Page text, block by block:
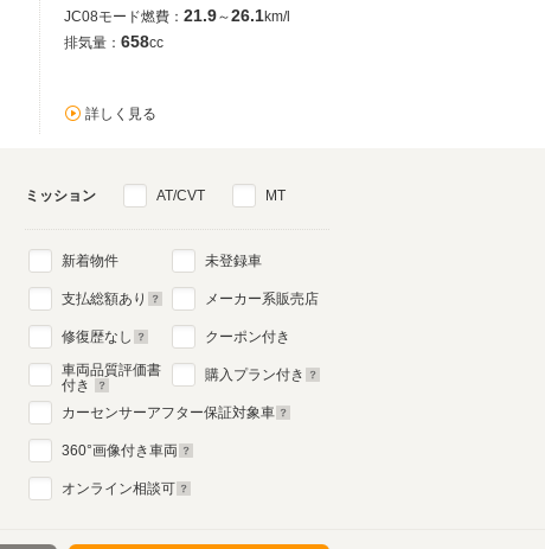
JC08モード燃費： 21.9～26.1km/l
排気量： 658cc
詳しく見る
ミッション AT/CVT MT
新着物件
支払総額あり
修復歴なし
車両品質評価書
付き
未登録車
メーカー系販売店
クーポン付き
購入プラン付き
カーセンサーアフター保証対象車
360°画像付き車両
オンライン相談可